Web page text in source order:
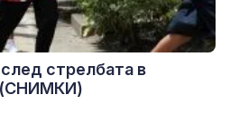
стрелбата в
(СНИМКИ)